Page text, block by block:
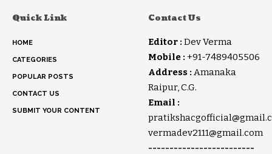
Quick Link
HOME
CATEGORIES
POPULAR POSTS
CONTACT US
SUBMIT YOUR CONTENT
Contact Us
Editor : Dev Verma
Mobile : +91-7489405506
Address : Amanaka
Raipur, C.G.
Email :
vermadev2111@gmail.com
-------------------------